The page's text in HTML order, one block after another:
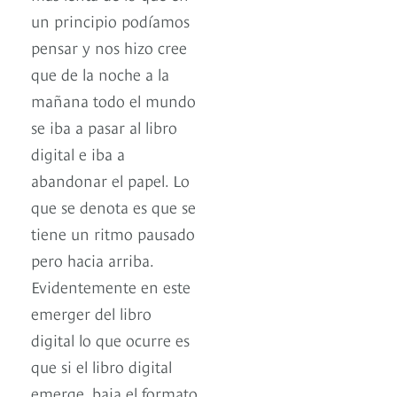
un principio podíamos
pensar y nos hizo cree
que de la noche a la
mañana todo el mundo
se iba a pasar al libro
digital e iba a
abandonar el papel. Lo
que se denota es que se
tiene un ritmo pausado
pero hacia arriba.
Evidentemente en este
emerger del libro
digital lo que ocurre es
que si el libro digital
emerge, baja el formato